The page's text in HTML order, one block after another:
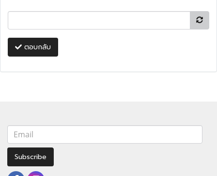
ตอบกลับ
Subscribe